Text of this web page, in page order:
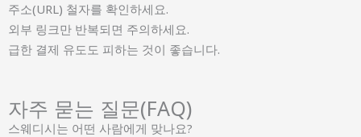
주소(URL) 철자를 확인하세요.
외부 링크만 반복되면 주의하세요.
급한 결제 유도도 피하는 것이 좋습니다.
자주 묻는 질문(FAQ)
스웨디시는 어떤 사람에게 맞나요?